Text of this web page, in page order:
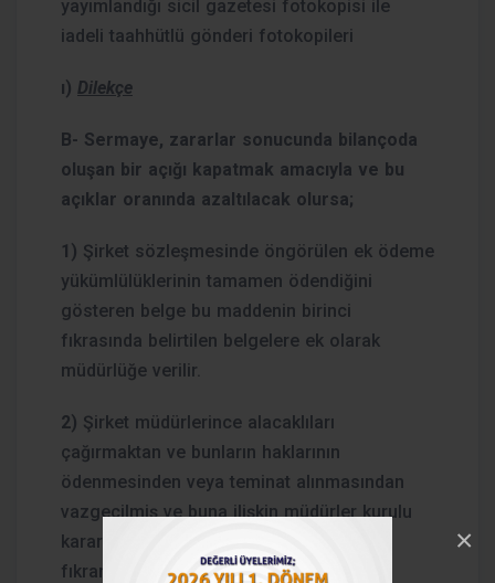
×
yayımlandığı sicil gazetesi fotokopisi ile
iadeli taahhütlü gönderi fotokopileri
ı) Dilekçe
B- Sermaye, zararlar sonucunda bilançoda
oluşan bir açığı kapatmak amacıyla ve bu
açıklar oranında azaltılacak olursa;
1) Şirket sözleşmesinde öngörülen ek ödeme
yükümlülüklerinin tamamen ödendiğini
gösteren belge bu maddenin birinci
fıkrasında belirtilen belgelere ek olarak
müdürlüğe verilir.
2) Şirket müdürlerince alacaklıları
çağırmaktan ve bunların haklarının
ödenmesinden veya teminat alınmasından
vazgeçilmiş ve buna ilişkin müdürler kurulu
kararı müdürlüğe ibraz edilmiş ise birinci
fıkranın (d) ve (e) bentlerinde belirtilen